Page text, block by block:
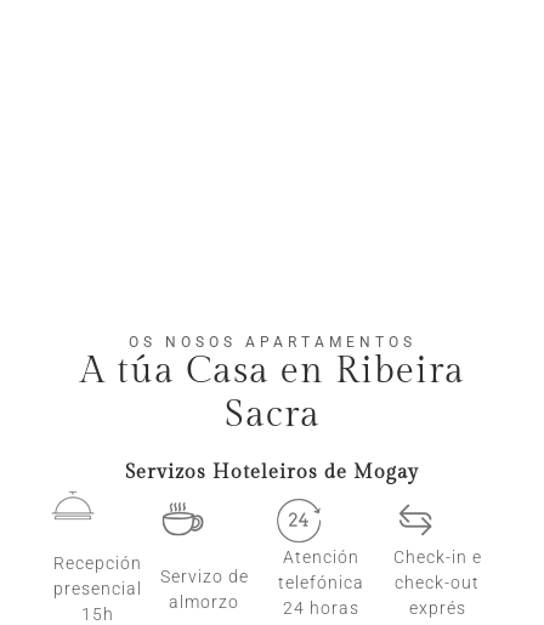
OS NOSOS APARTAMENTOS
A túa Casa en Ribeira
Sacra
Servizos Hoteleiros de Mogay
Recepción
presencial
15h
Servizo de
almorzo
Atención
telefónica
24 horas
Check-in e
check-out
exprés